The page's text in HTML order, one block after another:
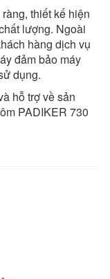
thiết kế hiện
lượng. Ngoài
hàng dịch vụ
đảm bảo máy
dụng.
hỗ trợ về sản
PADIKER 730